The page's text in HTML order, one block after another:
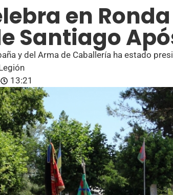
en
Santiago
y del Arma de Caballería ha estado
13:21